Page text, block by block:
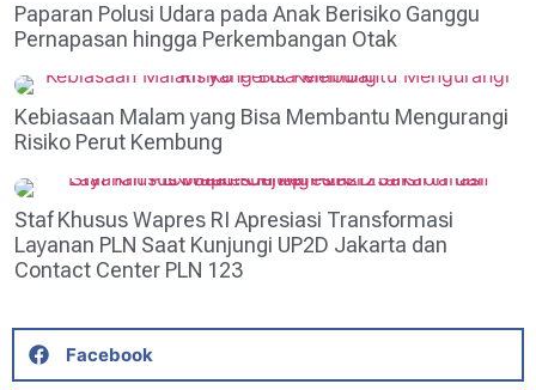
Paparan Polusi Udara pada Anak Berisiko Ganggu
Pernapasan hingga Perkembangan Otak
Kebiasaan Malam yang Bisa Membantu Mengurangi
Risiko Perut Kembung
Staf Khusus Wapres RI Apresiasi Transformasi
Layanan PLN Saat Kunjungi UP2D Jakarta dan
Contact Center PLN 123
Facebook